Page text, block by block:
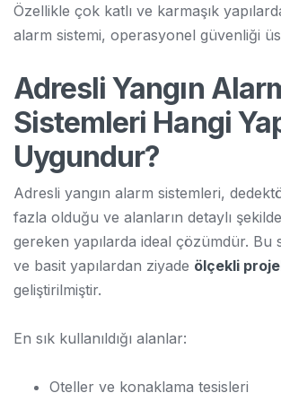
Özellikle çok katlı ve karmaşık
alarm sistemi, operasyonel güvenliği
Adresli Yangın
Sistemleri Hangi
Uygundur?
Adresli yangın alarm sistemleri,
fazla olduğu ve alanların detaylı
gereken yapılarda ideal çözümdür. Bu
ve basit yapılardan ziyade ölçekli
geliştirilmiştir.
En sık kullanıldığı alanlar:
Oteller ve konaklama tesisleri